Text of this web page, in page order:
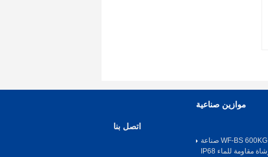
موازين صناعية
WF-BS 600KG 304 SS صناعة
التشطيب المفرشاة مقاومة للماء IP68
اتصل بنا